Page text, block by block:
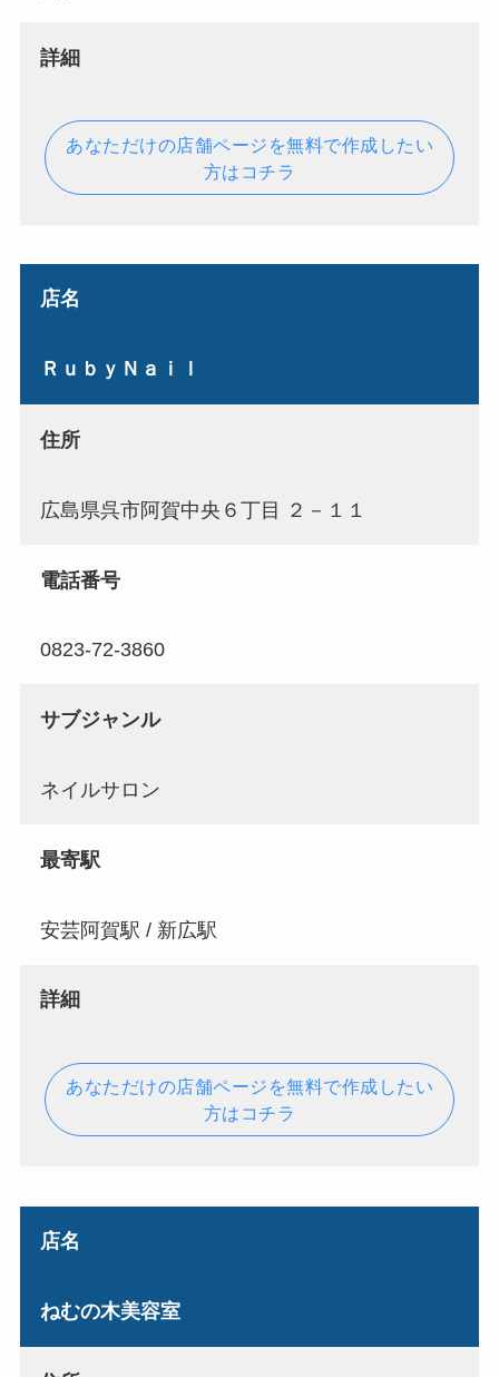
詳細
あなただけの店舗ページを無料で作成したい
方はコチラ
店名
ＲｕｂｙＮａｉｌ
住所
広島県呉市阿賀中央６丁目 ２－１１
電話番号
0823-72-3860
サブジャンル
ネイルサロン
最寄駅
安芸阿賀駅 / 新広駅
詳細
あなただけの店舗ページを無料で作成したい
方はコチラ
店名
ねむの木美容室